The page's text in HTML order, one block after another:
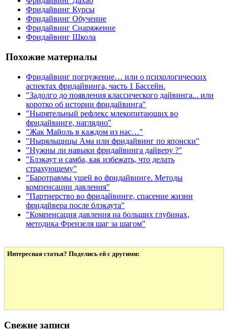
Фридайвинг Курсы
Фридайвинг Обучение
Фридайвинг Снаряжение
Фридайвинг Школа
Похожие материалы
Фридайвинг погружение… или о психологических
аспектах фридайвинга, часть 1 Бассейн.
"Задолго до появления классического дайвинга... или
коротко об истории фридайвинга"
"Нырятельный рефлекс млекопитающих во
фридайвинге, наглядно"
"Жак Майоль в каждом из нас…"
"Ныряльщицы Ама или фридайвинг по японски"
"Нужны ли навыки фридайвинга дайверу ?"
"Блэкаут и самба, как избежать, что делать
страхующему"
"Баротравмы ушей во фридайвинге. Методы
компенсации давления"
"Партнерство во фридайвинге, спасение жизни
фридайвера после блэкаута"
"Компенсация давления на больших глубинах,
методика Френзеля шаг за шагом"
Интересная статья? Поделись ей с другими:
Свежие записи